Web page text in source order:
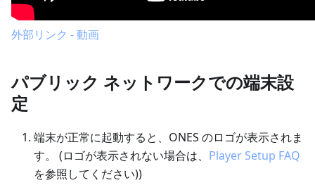
外部リンク - 動画
パブリック ネットワークでの端末設
定
端末が正常に起動すると、ONES のロゴが表示されま
す。 (ロゴが表示されない場合は、 Player Setup FAQ
を参照してください))